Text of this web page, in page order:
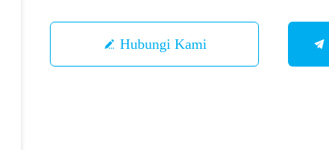
Hubungi Kami